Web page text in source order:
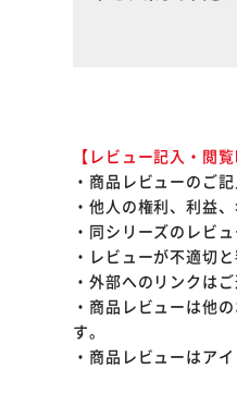
【レビュー記入・閲覧
・商品レビューのご
・他人の権利、利益
・同シリーズのレビ
・レビューが不適切
・外部へのリンクはご
・商品レビューは他
す。
・商品レビューはア